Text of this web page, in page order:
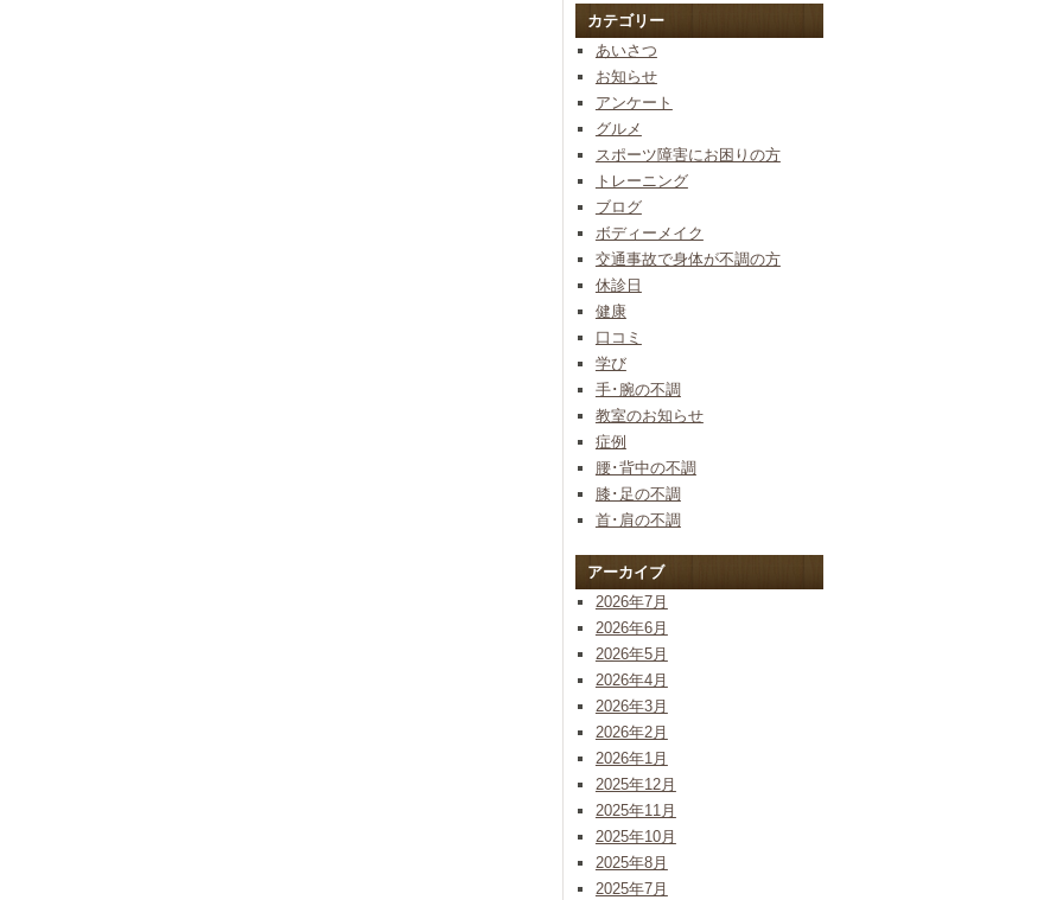
カテゴリー
あいさつ
お知らせ
アンケート
グルメ
スポーツ障害にお困りの方
トレーニング
ブログ
ボディーメイク
交通事故で身体が不調の方
休診日
健康
口コミ
学び
手･腕の不調
教室のお知らせ
症例
腰･背中の不調
膝･足の不調
首･肩の不調
アーカイブ
2026年7月
2026年6月
2026年5月
2026年4月
2026年3月
2026年2月
2026年1月
2025年12月
2025年11月
2025年10月
2025年8月
2025年7月